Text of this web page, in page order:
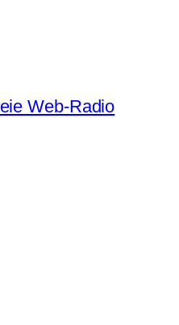
Web-Radio